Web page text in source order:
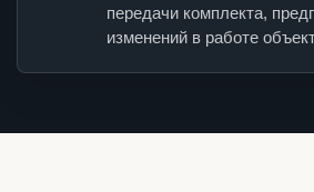
передачи комплекта,
изменений в работе